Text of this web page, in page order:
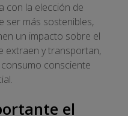
con la elección de
ser más sostenibles,
un impacto sobre el
extraen y transportan,
consciente
el